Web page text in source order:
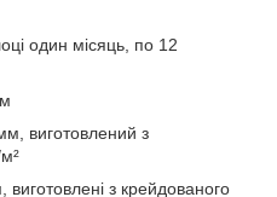
один місяць, по 12
виготовлений з
з крейдованого